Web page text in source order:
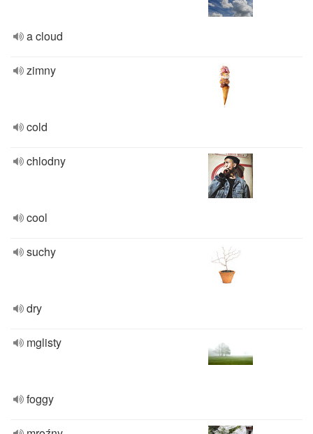
a cloud
zimny
cold
chlodny
cool
suchy
dry
mglisty
foggy